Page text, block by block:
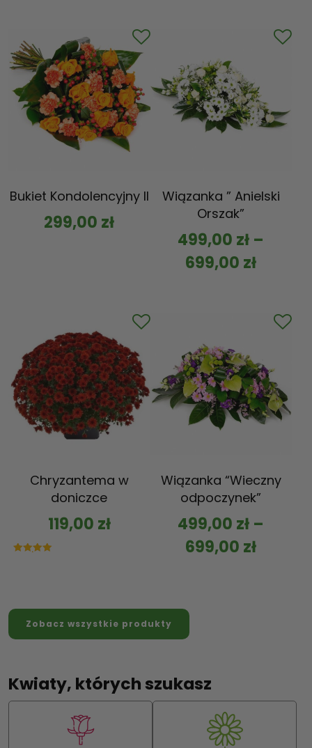
Bukiet Kondolencyjny II
299,00 zł
Wiązanka ” Anielski
Orszak”
499,00 zł –
699,00 zł
Chryzantema w
doniczce
119,00 zł
Wiązanka “Wieczny
odpoczynek”
499,00 zł –
699,00 zł
Zobacz wszystkie produkty
Kwiaty, których szukasz